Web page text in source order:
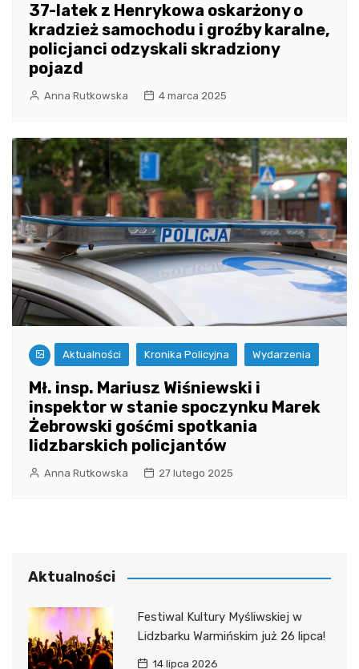
37-latek z Henrykowa oskarżony o
kradzież samochodu i groźby karalne,
policjanci odzyskali skradziony
pojazd
Anna Rutkowska 4 marca 2025
Aktualności Kronika Policyjna Wydarzenia
Mł. insp. Mariusz Wiśniewski i
inspektor w stanie spoczynku Marek
Żebrowski gośćmi spotkania
lidzbarskich policjantów
Anna Rutkowska 27 lutego 2025
Aktualności
Festiwal Kultury Myśliwskiej w
Lidzbarku Warmińskim już 26 lipca!
14 lipca 2026